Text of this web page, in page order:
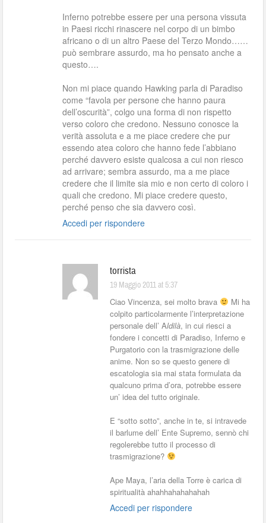
Inferno potrebbe essere per una persona vissuta
in Paesi ricchi rinascere nel corpo di un bimbo
africano o di un altro Paese del Terzo Mondo……
può sembrare assurdo, ma ho pensato anche a
questo….
Non mi piace quando Hawking parla di Paradiso
come “favola per persone che hanno paura
dell’oscurità”, colgo una forma di non rispetto
verso coloro che credono. Nessuno conosce la
verità assoluta e a me piace credere che pur
essendo atea coloro che hanno fede l’abbiano
perché davvero esiste qualcosa a cui non riesco
ad arrivare; sembra assurdo, ma a me piace
credere che il limite sia mio e non certo di coloro i
quali che credono. Mi piace credere questo,
perché penso che sia davvero così.
Accedi per rispondere
torrista
19 Maggio 2011 at 5:37
Ciao Vincenza, sei molto brava
Mi ha
colpito particolarmente l’interpretazione
personale dell’ Aldilà, in cui riesci a
fondere i concetti di Paradiso, Inferno e
Purgatorio con la trasmigrazione delle
anime. Non so se questo genere di
escatologia sia mai stata formulata da
qualcuno prima d’ora, potrebbe essere
un’ idea del tutto originale.
E “sotto sotto”, anche in te, si intravede
il barlume dell’ Ente Supremo, sennò chi
regolerebbe tutto il processo di
trasmigrazione?
Ape Maya, l’aria della Torre è carica di
spiritualità ahahhahahahahah
Accedi per rispondere